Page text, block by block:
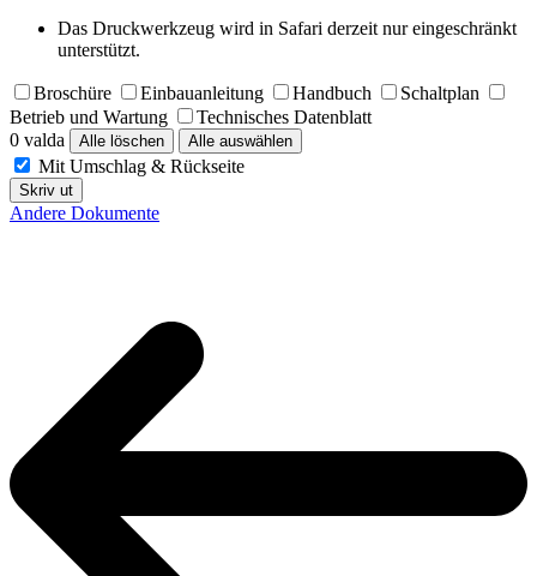
Das Druckwerkzeug wird in Safari derzeit nur eingeschränkt
unterstützt.
Broschüre Einbauanleitung Handbuch
Schaltplan
Betrieb und Wartung
Technisches Datenblatt
0 valda
Alle löschen Alle auswählen
Mit Umschlag & Rückseite
Skriv ut
Andere Dokumente